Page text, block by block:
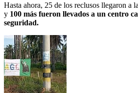
Hasta ahora, 25 de los reclusos llegaron a
y 100 más fueron llevados a un centro
seguridad.